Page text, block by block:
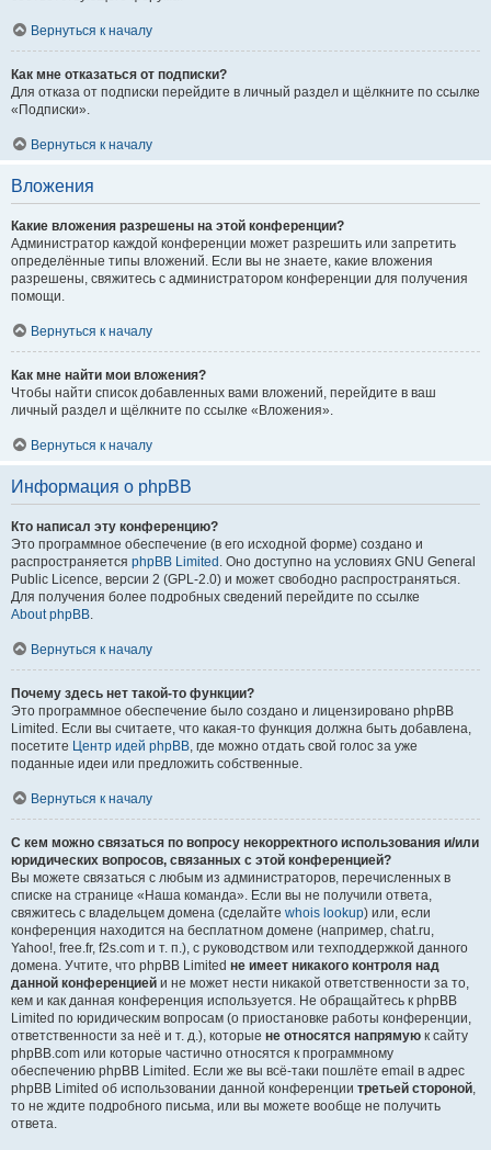
Вернуться к началу
Как мне отказаться от подписки?
Для отказа от подписки перейдите в личный раздел и щёлкните по ссылке
«Подписки».
Вернуться к началу
Вложения
Какие вложения разрешены на этой конференции?
Администратор каждой конференции может разрешить или запретить
определённые типы вложений. Если вы не знаете, какие вложения
разрешены, свяжитесь с администратором конференции для получения
помощи.
Вернуться к началу
Как мне найти мои вложения?
Чтобы найти список добавленных вами вложений, перейдите в ваш
личный раздел и щёлкните по ссылке «Вложения».
Вернуться к началу
Информация о phpBB
Кто написал эту конференцию?
Это программное обеспечение (в его исходной форме) создано и
распространяется phpBB Limited . Оно доступно на условиях GNU General
Public Licence, версии 2 (GPL-2.0) и может свободно распространяться.
Для получения более подробных сведений перейдите по ссылке
About phpBB.
Вернуться к началу
Почему здесь нет такой-то функции?
Это программное обеспечение было создано и лицензировано phpBB
Limited. Если вы считаете, что какая-то функция должна быть добавлена,
посетите Центр идей phpBB, где можно отдать свой голос за уже
поданные идеи или предложить собственные.
Вернуться к началу
С кем можно связаться по вопросу некорректного использования и/или
юридических вопросов, связанных с этой конференцией?
Вы можете связаться с любым из администраторов, перечисленных в
списке на странице «Наша команда». Если вы не получили ответа,
свяжитесь с владельцем домена (сделайте whois lookup) или, если
конференция находится на бесплатном домене (например, chat.ru,
Yahoo!, free.fr, f2s.com и т. п.), с руководством или техподдержкой данного
домена. Учтите, что phpBB Limited не имеет никакого контроля над
данной конференцией и не может нести никакой ответственности за то,
кем и как данная конференция используется. Не обращайтесь к phpBB
Limited по юридическим вопросам (о приостановке работы конференции,
ответственности за неё и т. д.), которые не относятся напрямую к сайту
phpBB.com или которые частично относятся к программному
обеспечению phpBB Limited. Если же вы всё-таки пошлёте email в адрес
phpBB Limited об использовании данной конференции третьей стороной,
то не ждите подробного письма, или вы можете вообще не получить
ответа.